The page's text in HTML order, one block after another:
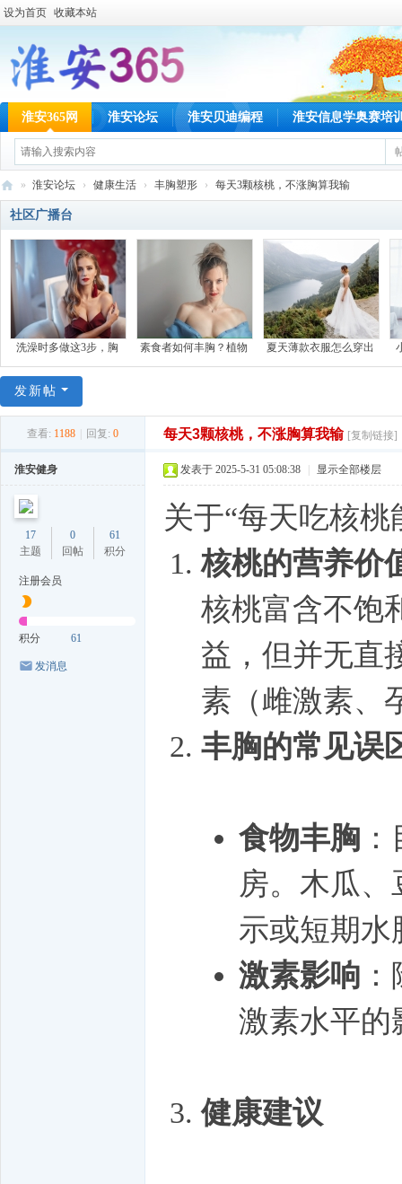
设为首页 收藏本站
淮安365网 淮安论坛 淮安贝迪编程 淮安信息学奥赛培
淮
安
网
» 淮安论坛 › 健康生活 › 丰胸塑形 › 每天3颗核桃，不涨胸算我输
社区广播台
洗澡时多做这3步，胸 素食者如何丰胸？植物 夏天薄款衣服怎么穿出
发新帖
查看: 1188 回复: 0 每天3颗核桃，不涨胸算我输 [复制链接]
淮安健身
17
主题
0
回帖
61
积分
注册会员
积分 61
发消息
发表于 2025-5-31 05:08:38 显示全部楼层
关于“每天吃核
核桃的营养价
核桃富含不饱
益，但并无直
素（雌激素、
丰胸的常见误
食物丰胸
房。木瓜
示或短期水
激素影响
激素水平的
健康建议